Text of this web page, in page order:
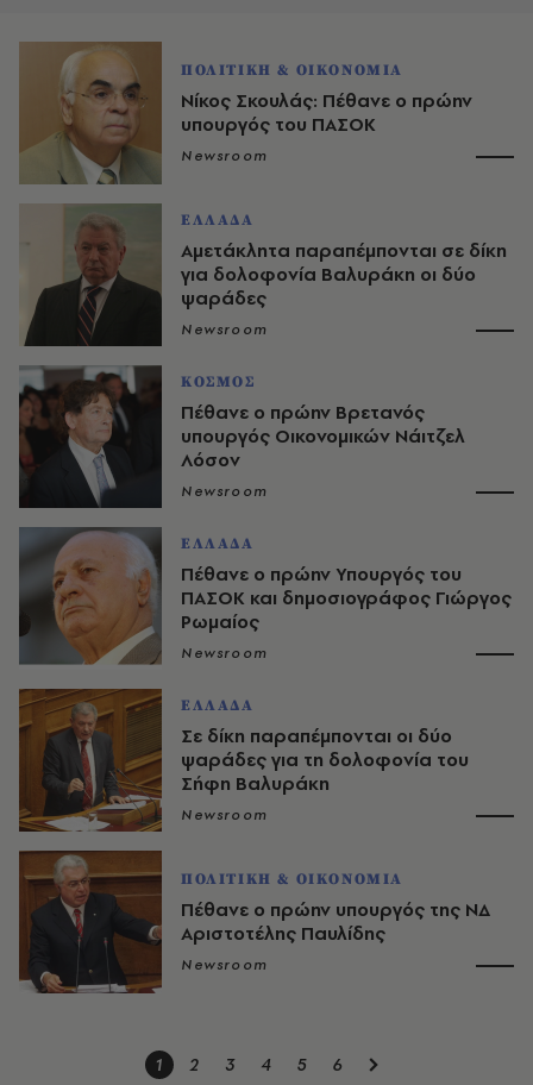
ΠΟΛΙΤΙΚΗ & ΟΙΚΟΝΟΜΙΑ
Νίκος Σκουλάς: Πέθανε ο πρώην
υπουργός του ΠΑΣΟΚ
Newsroom
ΕΛΛΑΔΑ
Αμετάκλητα παραπέμπονται σε δίκη
για δολοφονία Βαλυράκη οι δύο
ψαράδες
Newsroom
ΚΟΣΜΟΣ
Πέθανε ο πρώην Βρετανός
υπουργός Οικονομικών Νάιτζελ
Λόσον
Newsroom
ΕΛΛΑΔΑ
Πέθανε ο πρώην Υπουργός του
ΠΑΣΟΚ και δημοσιογράφος Γιώργος
Ρωμαίος
Newsroom
ΕΛΛΑΔΑ
Σε δίκη παραπέμπονται οι δύο
ψαράδες για τη δολοφονία του
Σήφη Βαλυράκη
Newsroom
ΠΟΛΙΤΙΚΗ & ΟΙΚΟΝΟΜΙΑ
Πέθανε ο πρώην υπουργός της ΝΔ
Αριστοτέλης Παυλίδης
Newsroom
1 2 3 4 5 6